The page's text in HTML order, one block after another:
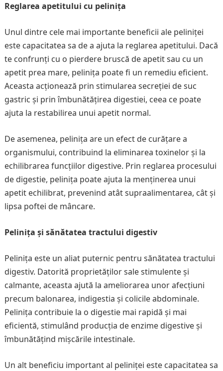
Reglarea apetitului cu pelinița
Unul dintre cele mai importante beneficii ale peliniței
este capacitatea sa de a ajuta la reglarea apetitului. Dacă
te confrunți cu o pierdere bruscă de apetit sau cu un
apetit prea mare, pelinița poate fi un remediu eficient.
Aceasta acționează prin stimularea secreției de suc
gastric și prin îmbunătățirea digestiei, ceea ce poate
ajuta la restabilirea unui apetit normal.
De asemenea, pelinița are un efect de curățare a
organismului, contribuind la eliminarea toxinelor și la
echilibrarea funcțiilor digestive. Prin reglarea procesului
de digestie, pelinița poate ajuta la menținerea unui
apetit echilibrat, prevenind atât supraalimentarea, cât și
lipsa poftei de mâncare.
Pelinița și sănătatea tractului digestiv
Pelinița este un aliat puternic pentru sănătatea tractului
digestiv. Datorită proprietăților sale stimulente și
calmante, aceasta ajută la ameliorarea unor afecțiuni
precum balonarea, indigestia și colicile abdominale.
Pelinița contribuie la o digestie mai rapidă și mai
eficientă, stimulând producția de enzime digestive și
îmbunătățind mișcările intestinale.
Un alt beneficiu important al peliniței este capacitatea sa